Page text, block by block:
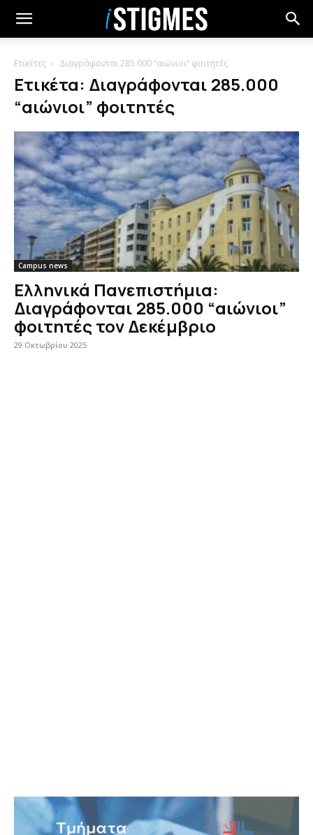
Ετικέτες Διαγράφονται 285.000 “αιώνιοι” φοιτητές
Ετικέτα: Διαγράφονται 285.000
“αιώνιοι” φοιτητές
Campus news
Ελληνικά Πανεπιστήμια:
Διαγράφονται 285.000 “αιώνιοι”
φοιτητές τον Δεκέμβριο
29 Οκτωβρίου 2025